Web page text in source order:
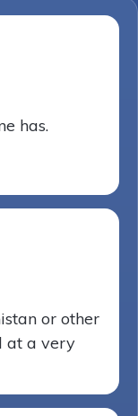
has.
or other
at a very